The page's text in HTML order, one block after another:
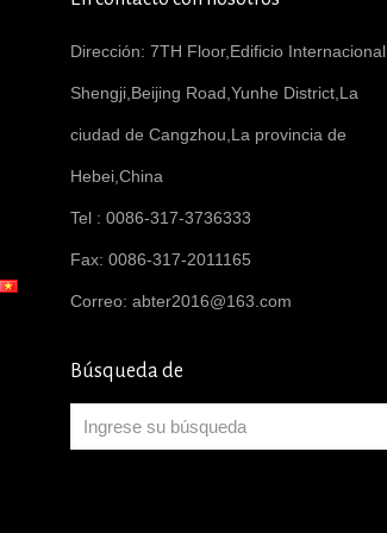
Dirección: 7TH Floor,Edificio Internacional
Shengji,Beijing Road,Yunhe District,La
ciudad de Cangzhou,La provincia de
Hebei,China
Tel : 0086-317-3736333
Fax: 0086-317-2011165
Correo: abter2016@163.com
Búsqueda de